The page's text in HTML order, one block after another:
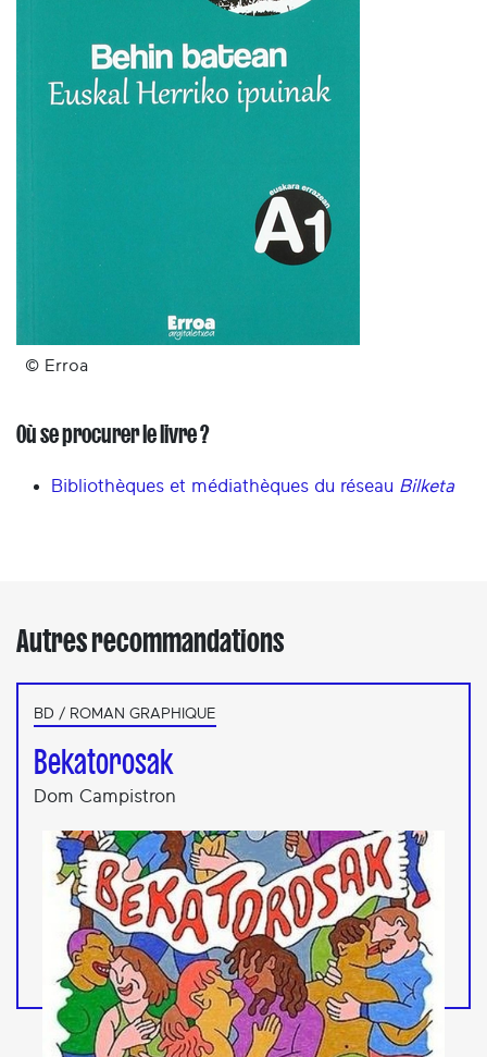
© Erroa
Où se procurer le livre ?
Bibliothèques et médiathèques du réseau Bilketa
Autres recommandations
BD / ROMAN GRAPHIQUE
Bekatorosak
Dom Campistron